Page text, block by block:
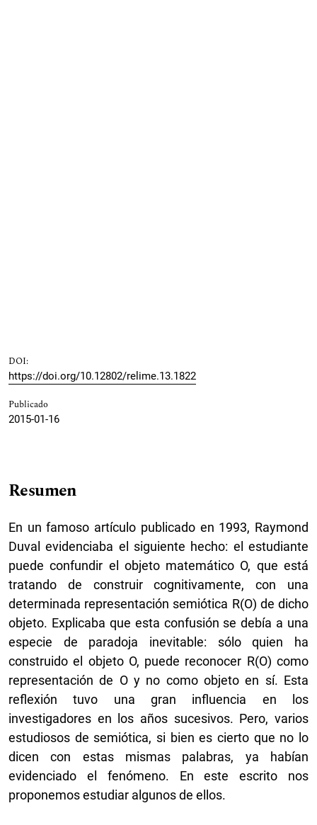
DOI:
https://doi.org/10.12802/relime.13.1822
Publicado
2015-01-16
Resumen
En un famoso artículo publicado en 1993, Raymond
Duval evidenciaba el siguiente hecho: el estudiante
puede confundir el objeto matemático O, que está
tratando de construir cognitivamente, con una
determinada representación semiótica R(O) de dicho
objeto. Explicaba que esta confusión se debía a una
especie de paradoja inevitable: sólo quien ha
construido el objeto O, puede reconocer R(O) como
representación de O y no como objeto en sí. Esta
reflexión tuvo una gran influencia en los
investigadores en los años sucesivos. Pero, varios
estudiosos de semiótica, si bien es cierto que no lo
dicen con estas mismas palabras, ya habían
evidenciado el fenómeno. En este escrito nos
proponemos estudiar algunos de ellos.